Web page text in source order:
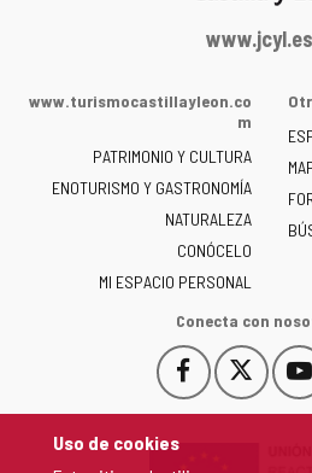
Uso de cookies
Portal
la
de
Castilla
y
León
-
www.jcyl.es
www.turismocastillayleon.co
m
PATRIMONIO Y CULTURA
ENOTURISMO Y GASTRONOMÍA
NATURALEZA
CONÓCELO
MI ESPACIO PERSONAL
Conecta con
Facebook
Este
enlace
Este
enlace